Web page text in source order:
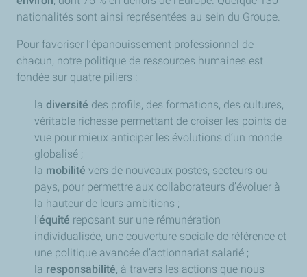
nationalités sont ainsi représentées au sein du Groupe.
Pour favoriser l’épanouissement professionnel de
chacun, notre politique de ressources humaines est
fondée sur quatre piliers :
la diversité des profils, des formations, des cultures,
véritable richesse permettant de croiser les points de
vue pour mieux anticiper les évolutions d’un monde
globalisé ;
la mobilité vers de nouveaux postes, secteurs ou
pays, pour permettre aux collaborateurs d’évoluer à
la hauteur de leurs ambitions ;
l’équité reposant sur une rémunération
individualisée, une couverture sociale de référence et
une politique avancée d’actionnariat salarié ;
la responsabilité, à travers les actions que nous